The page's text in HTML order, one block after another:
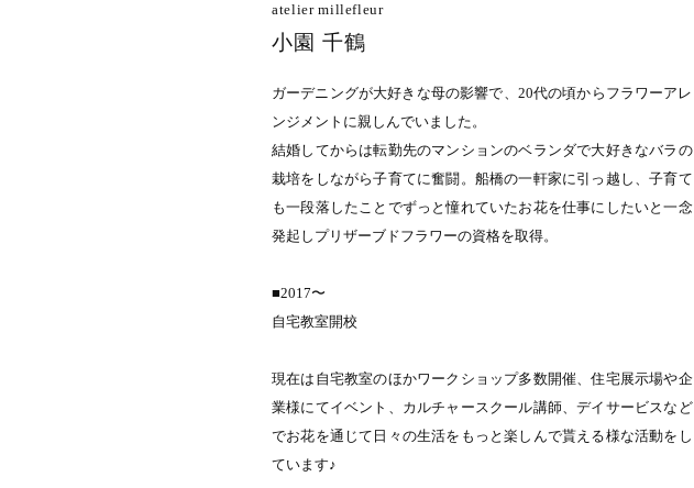
atelier millefleur
小園 千鶴
ガーデニングが大好きな母の影響で、20代の頃からフラワーアレ
ンジメントに親しんでいました。
結婚してからは転勤先のマンションのベランダで大好きなバラの
栽培をしながら子育てに奮闘。船橋の一軒家に引っ越し、子育て
も一段落したことでずっと憧れていたお花を仕事にしたいと一念
発起しプリザーブドフラワーの資格を取得。
■2017〜
自宅教室開校
現在は自宅教室のほかワークショップ多数開催、住宅展示場や企
業様にてイベント、カルチャースクール講師、デイサービスなど
でお花を通じて日々の生活をもっと楽しんで貰える様な活動をし
ています♪